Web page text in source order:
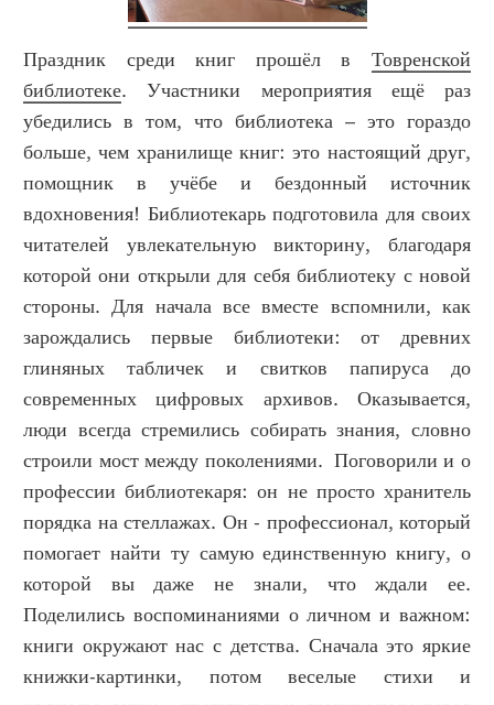
Праздник среди книг прошёл в Товренской
библиотеке. Участники мероприятия ещё раз
убедились в том, что библиотека – это гораздо
больше, чем хранилище книг: это настоящий друг,
помощник в учёбе и бездонный источник
вдохновения! Библиотекарь подготовила для своих
читателей увлекательную викторину, благодаря
которой они открыли для себя библиотеку с новой
стороны. Для начала все вместе вспомнили, как
зарождались первые библиотеки: от древних
глиняных табличек и свитков папируса до
современных цифровых архивов. Оказывается,
люди всегда стремились собирать знания, словно
строили мост между поколениями. Поговорили и о
профессии библиотекаря: он не просто хранитель
порядка на стеллажах. Он - профессионал, который
помогает найти ту самую единственную книгу, о
которой вы даже не знали, что ждали ее.
Поделились воспоминаниями о личном и важном:
книги окружают нас с детства. Сначала это яркие
книжки-картинки, потом веселые стихи и